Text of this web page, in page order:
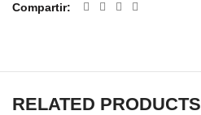
Compartir
RELATED PRODUCTS